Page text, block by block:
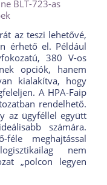
BLT-723-as
az teszi lehetővé,
érhető el. Például
380 V-os
opciók, hanem
kialakítva, hogy
A HPA-Faip
rendelhető.
az ügyféllel együtt
számára.
meghajtással
nem
„polcon legyen